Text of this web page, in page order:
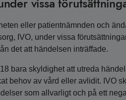
eller patientnämnden och
IVO, under vissa
det att händelsen inträffade.
bara skyldighet att utreda
behov av vård eller avlidit. IVO
som allvarligt och på ett